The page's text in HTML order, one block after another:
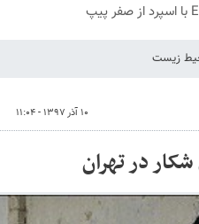
زیست
۱۰ آذر ۱۳۹۷ - ۱۱:۰۴
در تهران